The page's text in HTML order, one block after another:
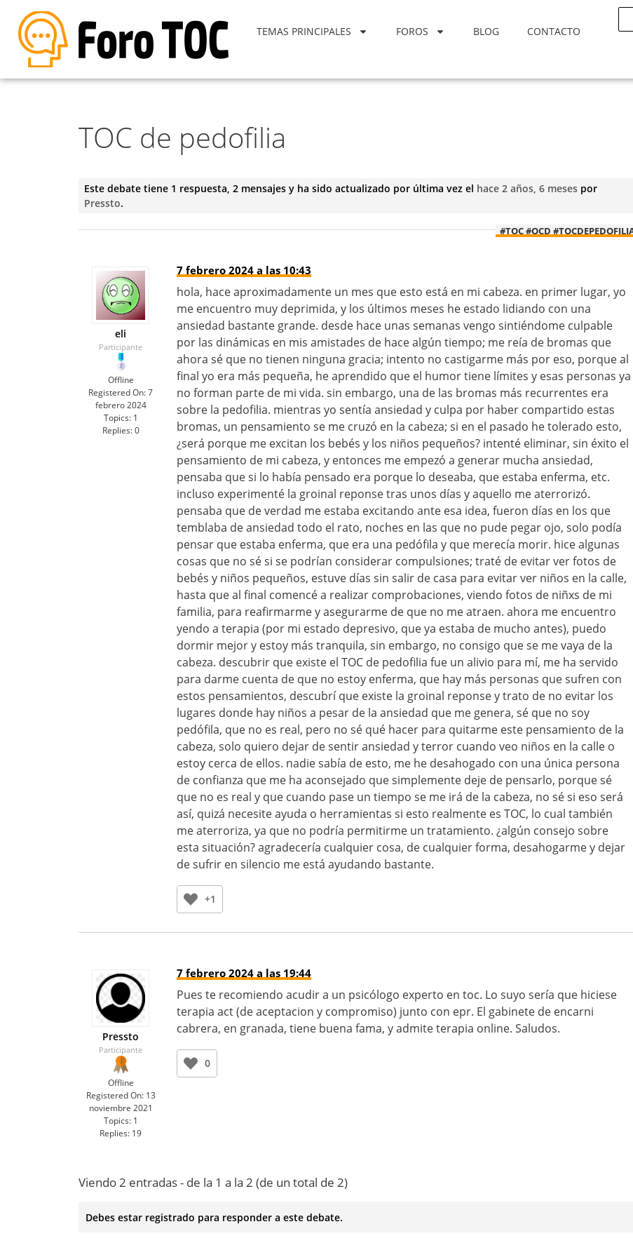
TEMAS PRINCIPALES FOROS BLOG CONTACTO
TOC de pedofilia
Este debate tiene 1 respuesta, 2 mensajes y ha sido actualizado por última vez el hace 2 años, 6 meses por
Pressto.
#TOC #OCD
eli
Participante
Offline
Registered On:7
febrero 2024
Topics: 1
Replies: 0
7 febrero 2024 a las 10:43
hola, hace aproximadamente un mes que esto está en mi cabeza. en primer lugar, yo
me encuentro muy deprimida, y los últimos meses he estado lidiando con una
ansiedad bastante grande. desde hace unas semanas vengo sintiéndome culpable
por las dinámicas en mis amistades de hace algún tiempo; me reía de bromas que
ahora sé que no tienen ninguna gracia; intento no castigarme más por eso, porque al
final yo era más pequeña, he aprendido que el humor tiene límites y esas personas ya
no forman parte de mi vida. sin embargo, una de las bromas más recurrentes era
sobre la pedofilia. mientras yo sentía ansiedad y culpa por haber compartido estas
bromas, un pensamiento se me cruzó en la cabeza; si en el pasado he tolerado esto,
¿será porque me excitan los bebés y los niños pequeños? intenté eliminar, sin éxito el
pensamiento de mi cabeza, y entonces me empezó a generar mucha ansiedad,
pensaba que si lo había pensado era porque lo deseaba, que estaba enferma, etc.
incluso experimenté la groinal reponse tras unos días y aquello me aterrorizó.
pensaba que de verdad me estaba excitando ante esa idea, fueron días en los que
temblaba de ansiedad todo el rato, noches en las que no pude pegar ojo, solo podía
pensar que estaba enferma, que era una pedófila y que merecía morir. hice algunas
cosas que no sé si se podrían considerar compulsiones; traté de evitar ver fotos de
bebés y niños pequeños, estuve días sin salir de casa para evitar ver niños en la calle,
hasta que al final comencé a realizar comprobaciones, viendo fotos de niñxs de mi
familia, para reafirmarme y asegurarme de que no me atraen. ahora me encuentro
yendo a terapia (por mi estado depresivo, que ya estaba de mucho antes), puedo
dormir mejor y estoy más tranquila, sin embargo, no consigo que se me vaya de la
cabeza. descubrir que existe el TOC de pedofilia fue un alivio para mí, me ha servido
para darme cuenta de que no estoy enferma, que hay más personas que sufren con
estos pensamientos, descubrí que existe la groinal reponse y trato de no evitar los
lugares donde hay niños a pesar de la ansiedad que me genera, sé que no soy
pedófila, que no es real, pero no sé qué hacer para quitarme este pensamiento de la
cabeza, solo quiero dejar de sentir ansiedad y terror cuando veo niños en la calle o
estoy cerca de ellos. nadie sabía de esto, me he desahogado con una única persona
de confianza que me ha aconsejado que simplemente deje de pensarlo, porque sé
que no es real y que cuando pase un tiempo se me irá de la cabeza, no sé si eso será
así, quizá necesite ayuda o herramientas si esto realmente es TOC, lo cual también
me aterroriza, ya que no podría permitirme un tratamiento. ¿algún consejo sobre
esta situación? agradecería cualquier cosa, de cualquier forma, desahogarme y dejar
de sufrir en silencio me está ayudando bastante.
+1
Pressto
Participante
Offline
Registered On: 13
noviembre 2021
Topics: 1
Replies: 19
7 febrero 2024 a las 19:44
Pues te recomiendo acudir a un psicólogo experto en toc. Lo suyo sería que hiciese
terapia act (de aceptacion y compromiso) junto con epr. El gabinete de encarni
cabrera, en granada, tiene buena fama, y admite terapia online. Saludos.
0
Viendo 2 entradas - de la 1 a la 2 (de un total de 2)
Debes estar registrado para responder a este debate.